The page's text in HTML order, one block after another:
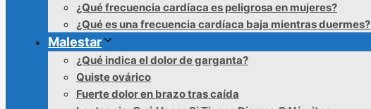
¿Qué frecuencia cardíaca es peligrosa en mujeres?
¿Qué es una frecuencia cardíaca baja mientras duermes?
Malestar
¿Qué indica el dolor de garganta?
Quiste ovárico
Fuerte dolor en brazo tras caída